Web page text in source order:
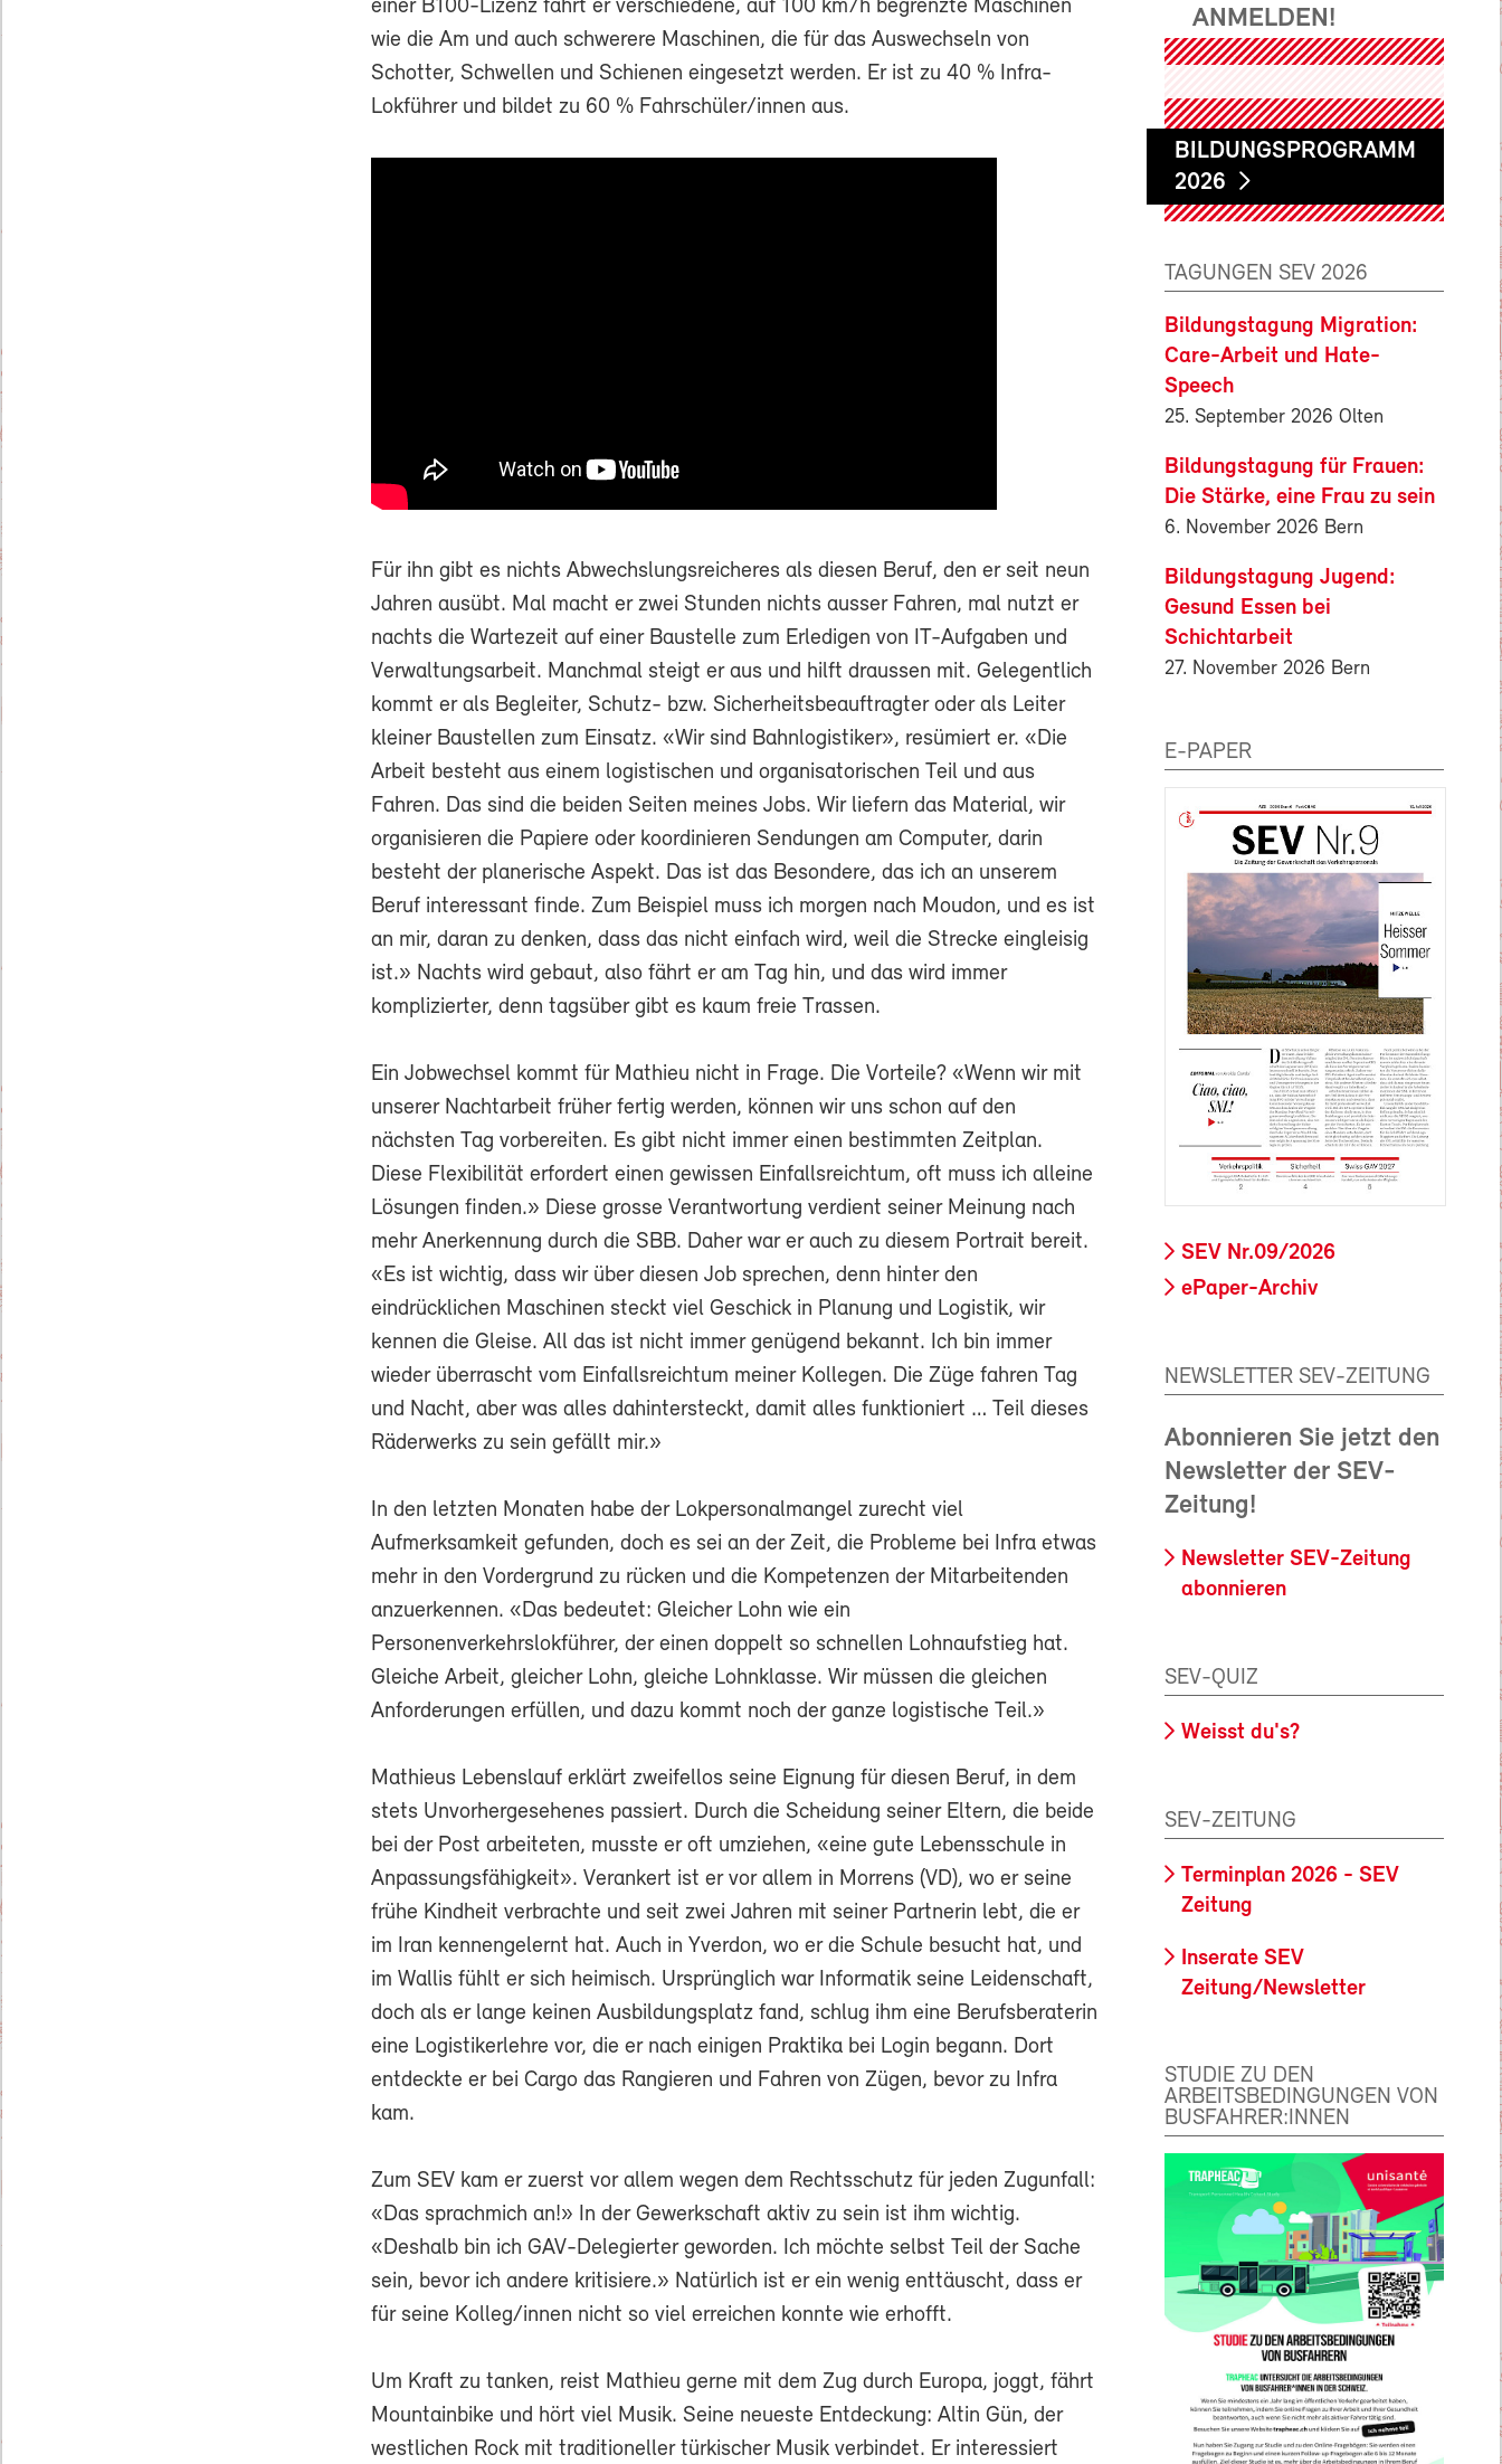
einer B100-Lizenz fährt er verschiedene, auf 100 km/h begrenzte Maschinen
wie die Am und auch schwerere Maschinen, die für das Auswechseln von
Schotter, Schwellen und Schienen eingesetzt werden. Er ist zu 40 % Infra-
Lokführer und bildet zu 60 % Fahrschüler/innen aus.
Für ihn gibt es nichts Abwechslungsreicheres als diesen Beruf, den er seit neun
Jahren ausübt. Mal macht er zwei Stunden nichts ausser Fahren, mal nutzt er
nachts die Wartezeit auf einer Baustelle zum Erledigen von IT-Aufgaben und
Verwaltungsarbeit. Manchmal steigt er aus und hilft draussen mit. Gelegentlich
kommt er als Begleiter, Schutz- bzw. Sicherheitsbeauftragter oder als Leiter
kleiner Baustellen zum Einsatz. «Wir sind Bahnlogistiker», resümiert er. «Die
Arbeit besteht aus einem logistischen und organisatorischen Teil und aus
Fahren. Das sind die beiden Seiten meines Jobs. Wir liefern das Material, wir
organisieren die Papiere oder koordinieren Sendungen am Computer, darin
besteht der planerische Aspekt. Das ist das Besondere, das ich an unserem
Beruf interessant finde. Zum Beispiel muss ich morgen nach Moudon, und es ist
an mir, daran zu denken, dass das nicht einfach wird, weil die Strecke eingleisig
ist.» Nachts wird gebaut, also fährt er am Tag hin, und das wird immer
komplizierter, denn tagsüber gibt es kaum freie Trassen.
Ein Jobwechsel kommt für Mathieu nicht in Frage. Die Vorteile? «Wenn wir mit
unserer Nachtarbeit früher fertig werden, können wir uns schon auf den
nächsten Tag vorbereiten. Es gibt nicht immer einen bestimmten Zeitplan.
Diese Flexibilität erfordert einen gewissen Einfallsreichtum, oft muss ich alleine
Lösungen finden.» Diese grosse Verantwortung verdient seiner Meinung nach
mehr Anerkennung durch die SBB. Daher war er auch zu diesem Portrait bereit.
«Es ist wichtig, dass wir über diesen Job sprechen, denn hinter den
eindrücklichen Maschinen steckt viel Geschick in Planung und Logistik, wir
kennen die Gleise. All das ist nicht immer genügend bekannt. Ich bin immer
wieder überrascht vom Einfallsreichtum meiner Kollegen. Die Züge fahren Tag
und Nacht, aber was alles dahintersteckt, damit alles funktioniert … Teil dieses
Räderwerks zu sein gefällt mir.»
In den letzten Monaten habe der Lokpersonalmangel zurecht viel
Aufmerksamkeit gefunden, doch es sei an der Zeit, die Probleme bei Infra etwas
mehr in den Vordergrund zu rücken und die Kompetenzen der Mitarbeitenden
anzuerkennen. «Das bedeutet: Gleicher Lohn wie ein
Personenverkehrslokführer, der einen doppelt so schnellen Lohnaufstieg hat.
Gleiche Arbeit, gleicher Lohn, gleiche Lohnklasse. Wir müssen die gleichen
Anforderungen erfüllen, und dazu kommt noch der ganze logistische Teil.»
Mathieus Lebenslauf erklärt zweifellos seine Eignung für diesen Beruf, in dem
stets Unvorhergesehenes passiert. Durch die Scheidung seiner Eltern, die beide
bei der Post arbeiteten, musste er oft umziehen, «eine gute Lebensschule in
Anpassungsfähigkeit». Verankert ist er vor allem in Morrens (VD), wo er seine
frühe Kindheit verbrachte und seit zwei Jahren mit seiner Partnerin lebt, die er
im Iran kennengelernt hat. Auch in Yverdon, wo er die Schule besucht hat, und
im Wallis fühlt er sich heimisch. Ursprünglich war Informatik seine Leidenschaft,
doch als er lange keinen Ausbildungsplatz fand, schlug ihm eine Berufsberaterin
eine Logistikerlehre vor, die er nach einigen Praktika bei Login begann. Dort
entdeckte er bei Cargo das Rangieren und Fahren von Zügen, bevor zu Infra
kam.
Zum SEV kam er zuerst vor allem wegen dem Rechtsschutz für jeden Zugunfall:
«Das sprachmich an!» In der Gewerkschaft aktiv zu sein ist ihm wichtig.
«Deshalb bin ich GAV-Delegierter geworden. Ich möchte selbst Teil der Sache
sein, bevor ich andere kritisiere.» Natürlich ist er ein wenig enttäuscht, dass er
für seine Kolleg/innen nicht so viel erreichen konnte wie erhofft.
Um Kraft zu tanken, reist Mathieu gerne mit dem Zug durch Europa, joggt, fährt
Mountainbike und hört viel Musik. Seine neueste Entdeckung: Altin Gün, der
westlichen Rock mit traditioneller türkischer Musik verbindet. Er interessiert
ANMELDEN!
BILDUNGSPROGRAMM
2026
TAGUNGEN SEV 2026
Bildungstagung Migration:
Care-Arbeit und Hate-
Speech
25. September 2026 Olten
Bildungstagung für Frauen:
Die Stärke, eine Frau zu sein
6. November 2026 Bern
Bildungstagung Jugend:
Gesund Essen bei
Schichtarbeit
27. November 2026 Bern
E-PAPER
SEV Nr.09/2026
ePaper-Archiv
NEWSLETTER SEV-ZEITUNG
Abonnieren Sie jetzt den
Newsletter der SEV-
Zeitung!
Newsletter SEV-Zeitung
abonnieren
SEV-QUIZ
Weisst du's?
SEV-ZEITUNG
Terminplan 2026 - SEV
Zeitung
Inserate SEV
Zeitung/Newsletter
STUDIE ZU DEN
ARBEITSBEDINGUNGEN VON
BUSFAHRER:INNEN